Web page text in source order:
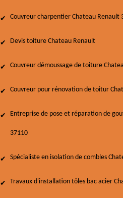
Couvreur charpentier Chateau Renault
Devis toiture Chateau Renault
Couvreur démoussage de toiture
Couvreur pour rénovation de toitur
Entreprise de pose et réparation de
37110
Spécialiste en isolation de combles
Travaux d'installation tôles bac acier